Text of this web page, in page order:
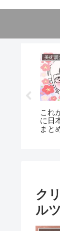
美術展
これ
に日
まと
ク
ル